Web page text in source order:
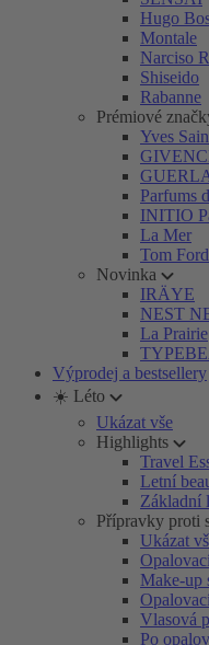
Hugo
Montale
Narciso
Shiseido
Rabanne
Prémiové
Yves
Parfums
INITIO
La Mer
Tom Ford
Novinka
IRÄYE
NEST
La Prairie
Výprodej a bestsellery
☀️ Léto
Ukázat vše
Highlights
Travel
Letní
Základní
Přípravky proti
Ukázat
Make-up
Vlasová
Po